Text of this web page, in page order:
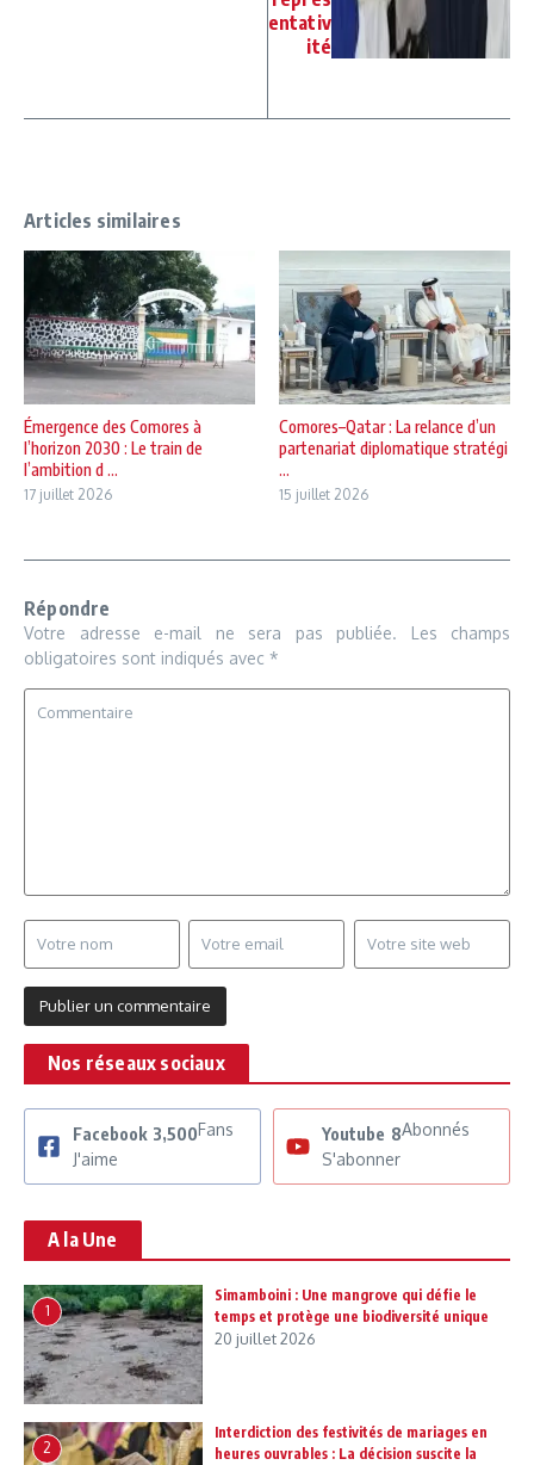
entativ
ité
Articles similaires
Émergence des Comores à
l’horizon 2030 : Le train de
l’ambition d ...
17 juillet 2026
Comores–Qatar : La relance d’un
partenariat diplomatique stratégi
...
15 juillet 2026
Répondre
Votre adresse e-mail ne sera pas publiée.
Les champs
obligatoires sont indiqués avec *
Nos réseaux sociaux
Facebook 3,500Fans
J'aime
Youtube 8Abonnés
S'abonner
A la Une
1
Simamboini : Une mangrove qui défie le
temps et protège une biodiversité unique
20 juillet 2026
2
Interdiction des festivités de mariages en
heures ouvrables : La décision suscite la